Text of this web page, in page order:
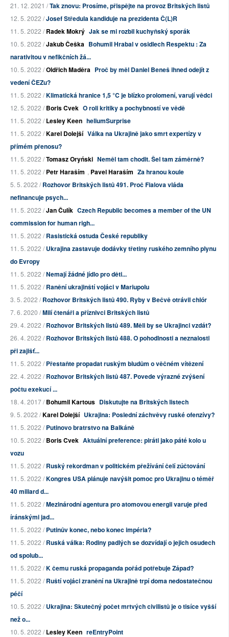
21. 12. 2021 /Tak znovu: Prosíme, přispějte na provoz Britských listů
12. 5. 2022 /Josef Středula kandiduje na prezidenta Č(L)R
11. 5. 2022 /Radek Mokrý Jak se mi rozbil kuchyňský sporák
10. 5. 2022 /Jakub Češka Bohumil Hrabal v osidlech Respektu : Za
narativitou v nefikčních žá...
10. 5. 2022 /Oldřich Maděra Proč by měl Daniel Beneš ihned odejít z
vedení ČEZu?
11. 5. 2022 /Klimatická hranice 1,5 °C je blízko prolomení, varují vědci
12. 5. 2022 /Boris Cvek O roli kritiky a pochybností ve vědě
11. 5. 2022 /Lesley Keen heliumSurprise
11. 5. 2022 /Karel Dolejší Válka na Ukrajině jako smrt expertízy v
přímém přenosu?
11. 5. 2022 /Tomasz Oryński Neměl tam chodit. Šel tam záměrně?
11. 5. 2022 /Petr Haraším , Pavel Haraším Za hranou koule
5. 5. 2022 /Rozhovor Britských listů 491. Proč Fialova vláda
nefinancuje psych...
11. 5. 2022 /Jan Čulík Czech Republic becomes a member of the UN
commission for human righ...
11. 5. 2022 /Rasistická ostuda České republiky
11. 5. 2022 /Ukrajina zastavuje dodávky třetiny ruského zemního plynu
do Evropy
11. 5. 2022 /Nemají žádné jídlo pro děti...
11. 5. 2022 /Ranění ukrajinští vojáci v Mariupolu
3. 5. 2022 /Rozhovor Britských listů 490. Ryby v Bečvě otrávil chlór
7. 6. 2020 /Milí čtenáři a příznivci Britských listů
29. 4. 2022 /Rozhovor Britských listů 489. Měli by se Ukrajinci vzdát?
26. 4. 2022 /Rozhovor Britských listů 488. O pohodlnosti a neznalosti
při zajišť...
11. 5. 2022 /Přestaňte propadat ruským bludům o věčném vítězení
22. 4. 2022 /Rozhovor Britských listů 487. Povede výrazné zvýšení
počtu exekucí ...
18. 4. 2017 /Bohumil Kartous Diskutujte na Britských listech
9. 5. 2022 /Karel Dolejší Ukrajina: Poslední záchvěvy ruské ofenzívy?
11. 5. 2022 /Putinovo bratrstvo na Balkáně
10. 5. 2022 /Boris Cvek Aktuální preference: piráti jako páté kolo u
vozu
11. 5. 2022 /Ruský rekordman v politickém přežívání čelí zúčtování
11. 5. 2022 /Kongres USA plánuje navýšit pomoc pro Ukrajinu o téměř
40 miliard d...
11. 5. 2022 /Mezinárodní agentura pro atomovou energii varuje před
íránskými jad...
11. 5. 2022 /Putinův konec, nebo konec impéria?
11. 5. 2022 /Ruská válka: Rodiny padlých se dozvídají o jejich osudech
od spolub...
11. 5. 2022 /K čemu ruská propaganda pořád potřebuje Západ?
11. 5. 2022 /Ruští vojáci zranění na Ukrajině trpí doma nedostatečnou
péčí
10. 5. 2022 /Ukrajina: Skutečný počet mrtvých civilistů je o tisíce vyšší
než o...
10. 5. 2022 /Lesley Keen reEntryPoint